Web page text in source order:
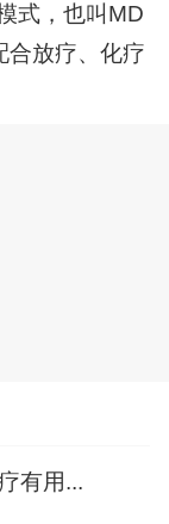
式，也叫MD
合放疗、化疗
有用...